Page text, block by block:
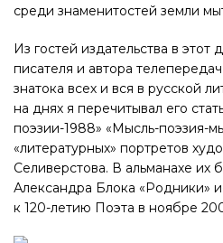
среди знаменитостей земли
Из гостей издательства в этот
писателя и автора
знатока всех и вся в русской
на днях я перечитывал его
поэзии-1988» «Мысль-поэзия-
«литературных» портретов
Селиверстова. В альманахе их
Александра Блока «Родники»
к 120-летию Поэта в ноябре